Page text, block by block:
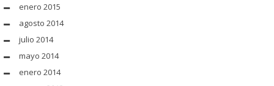
enero 2015
agosto 2014
julio 2014
mayo 2014
enero 2014